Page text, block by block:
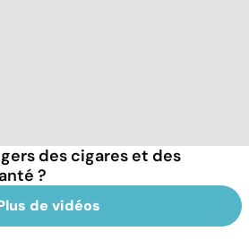
des cigares et des
?
de vidéos